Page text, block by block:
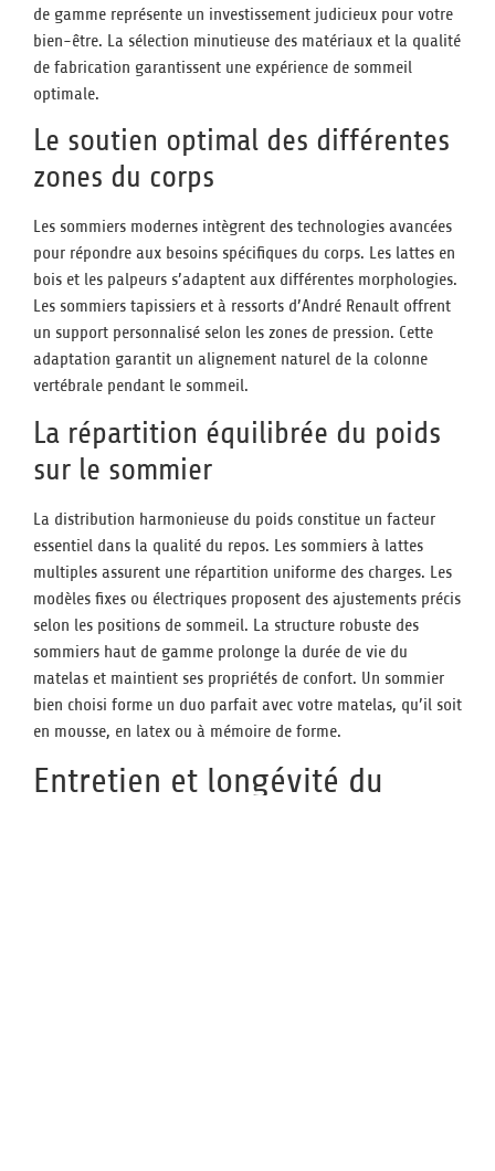
de gamme représente un investissement judicieux pour votre
bien-être. La sélection minutieuse des matériaux et la qualité
de fabrication garantissent une expérience de sommeil
optimale.
Le soutien optimal des différentes
zones du corps
Les sommiers modernes intègrent des technologies avancées
pour répondre aux besoins spécifiques du corps. Les lattes en
bois et les palpeurs s’adaptent aux différentes morphologies.
Les sommiers tapissiers et à ressorts d’André Renault offrent
un support personnalisé selon les zones de pression. Cette
adaptation garantit un alignement naturel de la colonne
vertébrale pendant le sommeil.
La répartition équilibrée du poids
sur le sommier
La distribution harmonieuse du poids constitue un facteur
essentiel dans la qualité du repos. Les sommiers à lattes
multiples assurent une répartition uniforme des charges. Les
modèles fixes ou électriques proposent des ajustements précis
selon les positions de sommeil. La structure robuste des
sommiers haut de gamme prolonge la durée de vie du
matelas et maintient ses propriétés de confort. Un sommier
bien choisi forme un duo parfait avec votre matelas, qu’il soit
en mousse, en latex ou à mémoire de forme.
Entretien et longévité du